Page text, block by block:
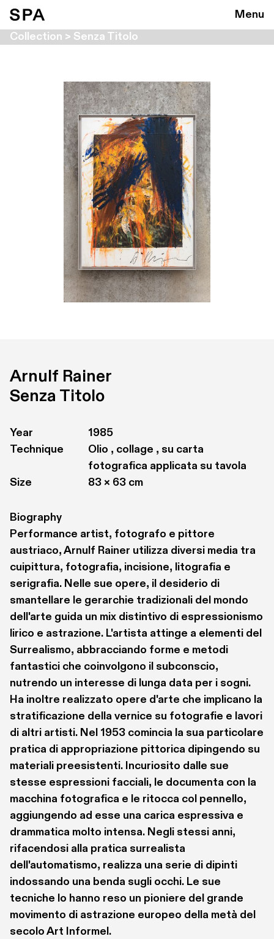
Menu
Collection > Senza Titolo
Arnulf Rainer
Senza Titolo
Year
1985
Technique
Olio , collage , su carta
fotografica applicata su tavola
Size
83 × 63 cm
Biography
Performance artist, fotografo e pittore
austriaco, Arnulf Rainer utilizza diversi media tra
cuipittura, fotografia, incisione, litografia e
serigrafia. Nelle sue opere, il desiderio di
smantellare le gerarchie tradizionali del mondo
dell'arte guida un mix distintivo di espressionismo
lirico e astrazione. L'artista attinge a elementi del
Surrealismo, abbracciando forme e metodi
fantastici che coinvolgono il subconscio,
nutrendo un interesse di lunga data per i sogni.
Ha inoltre realizzato opere d'arte che implicano la
stratificazione della vernice su fotografie e lavori
di altri artisti. Nel 1953 comincia la sua particolare
pratica di appropriazione pittorica dipingendo su
materiali preesistenti. Incuriosito dalle sue
stesse espressioni facciali, le documenta con la
macchina fotografica e le ritocca col pennello,
aggiungendo ad esse una carica espressiva e
drammatica molto intensa. Negli stessi anni,
rifacendosi alla pratica surrealista
dell'automatismo, realizza una serie di dipinti
indossando una benda sugli occhi. Le sue
tecniche lo hanno reso un pioniere del grande
movimento di astrazione europeo della metà del
secolo Art Informel.